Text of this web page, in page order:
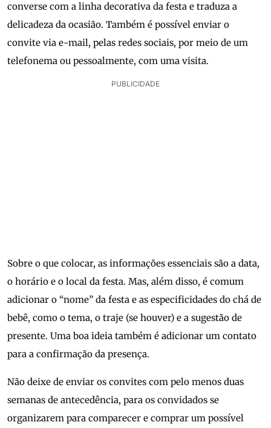
converse com a linha decorativa da festa e traduza a
delicadeza da ocasião. Também é possível enviar o
convite via e-mail, pelas redes sociais, por meio de um
telefonema ou pessoalmente, com uma visita.
PUBLICIDADE
Sobre o que colocar, as informações essenciais são a data,
o horário e o local da festa. Mas, além disso, é comum
adicionar o “nome” da festa e as especificidades do chá de
bebê, como o tema, o traje (se houver) e a sugestão de
presente. Uma boa ideia também é adicionar um contato
para a confirmação da presença.
Não deixe de enviar os convites com pelo menos duas
semanas de antecedência, para os convidados se
organizarem para comparecer e comprar um possível